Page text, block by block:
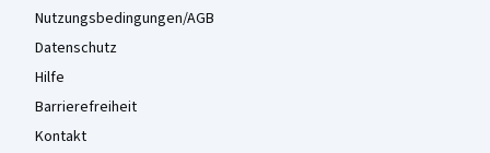
Nutzungsbedingungen/AGB
Datenschutz
Hilfe
Barrierefreiheit
Kontakt